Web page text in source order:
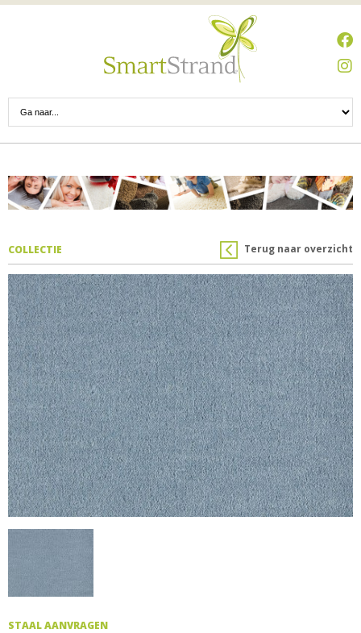
Terug naar overzicht
COLLECTIE
STAAL AANVRAGEN